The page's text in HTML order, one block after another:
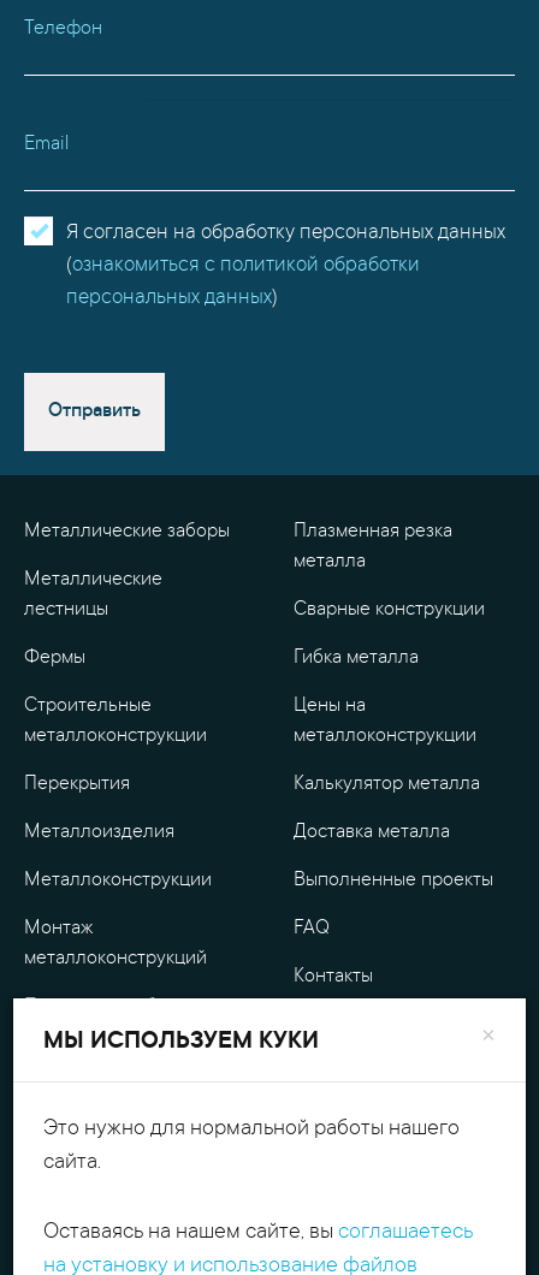
Телефон
Email
Я согласен на обработку персональных данных
(ознакомиться с политикой обработки
персональных данных)
Отправить
Металлические заборы
Металлические
лестницы
Фермы
Строительные
металлоконструкции
Перекрытия
Металлоизделия
Металлоконструкции
Монтаж
металлоконструкций
Уличные
металлоизделия
Обработка металла
Плазменная резка
металла
Сварные конструкции
Гибка металла
Цены на
металлоконструкции
Калькулятор металла
Доставка металла
Выполненные проекты
FAQ
Контакты
Оплата
×
МЫ ИСПОЛЬЗУЕМ КУКИ
Это нужно для нормальной работы нашего
сайта.
Оставаясь на нашем сайте, вы соглашаетесь
на установку и использование файлов